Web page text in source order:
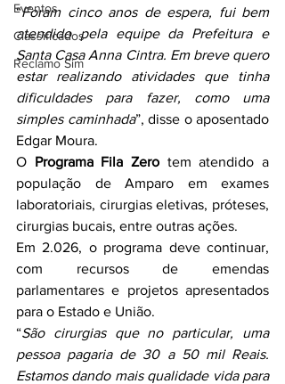
Eventos
Classificados
Reclamo Sim
“Foram cinco anos de espera, fui bem
atendido pela equipe da Prefeitura e
Santa Casa Anna Cintra. Em breve quero
estar realizando atividades que tinha
dificuldades para fazer, como uma
simples caminhada”, disse o aposentado
Edgar Moura.
O Programa Fila Zero tem atendido a
população de Amparo em exames
laboratoriais, cirurgias eletivas, próteses,
cirurgias bucais, entre outras ações.
Em 2.026, o programa deve continuar,
com recursos de emendas
parlamentares e projetos apresentados
para o Estado e União.
“São cirurgias que no particular, uma
pessoa pagaria de 30 a 50 mil Reais.
Estamos dando mais qualidade vida para